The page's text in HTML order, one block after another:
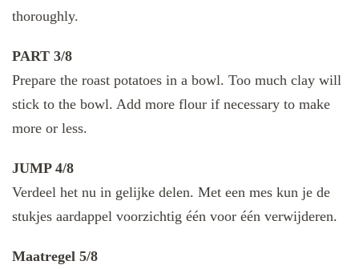
thoroughly.
PART 3/8
Prepare the roast potatoes in a bowl. Too much clay will
stick to the bowl. Add more flour if necessary to make
more or less.
JUMP 4/8
Verdeel het nu in gelijke delen. Met een mes kun je de
stukjes aardappel voorzichtig één voor één verwijderen.
Maatregel 5/8